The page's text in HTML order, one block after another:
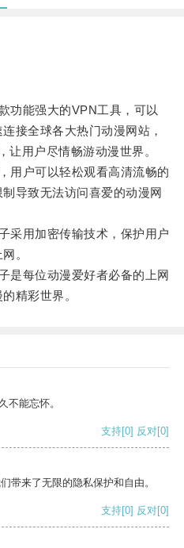
能强大的VPN工具，可以
接全球各大热门动漫网站，
让用户尽情畅游动漫世界。
户可以轻松观看高清流畅的
导致无法访问喜爱的动漫网
用加密传输技术，保护用户
。
每位动漫爱好者必备的上网
精彩世界。
不能忘怀。
支持[0] 反对[0]
带来了无限的隐私保护和自由。
支持[0] 反对[0]